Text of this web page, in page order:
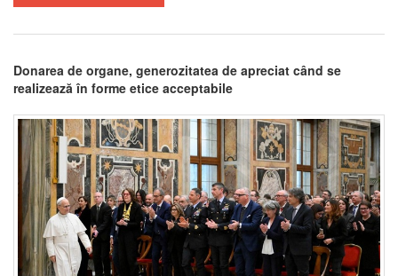
Donarea de organe, generozitatea de apreciat când se
realizează în forme etice acceptabile